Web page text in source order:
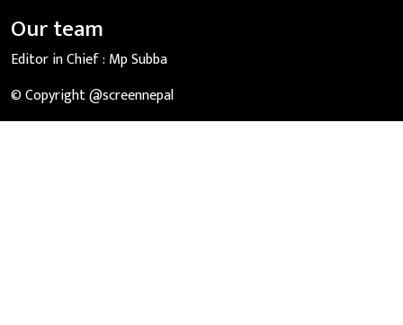
Our team
Editor in Chief : Mp Subba
© Copyright @screennepal